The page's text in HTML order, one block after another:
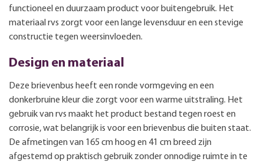
functioneel en duurzaam product voor buitengebruik. Het
materiaal rvs zorgt voor een lange levensduur en een stevige
constructie tegen weersinvloeden.
Design en materiaal
Deze brievenbus heeft een ronde vormgeving en een
donkerbruine kleur die zorgt voor een warme uitstraling. Het
gebruik van rvs maakt het product bestand tegen roest en
corrosie, wat belangrijk is voor een brievenbus die buiten staat.
De afmetingen van 165 cm hoog en 41 cm breed zijn
afgestemd op praktisch gebruik zonder onnodige ruimte in te